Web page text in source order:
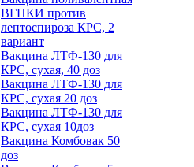
ВГНКИ против
лептоспироза КРС, 2
вариант
Вакцина ЛТФ-130 для
КРС, сухая, 40 доз
Вакцина ЛТФ-130 для
КРС, сухая 20 доз
Вакцина ЛТФ-130 для
КРС, сухая 10доз
Вакцина Комбовак 50
доз